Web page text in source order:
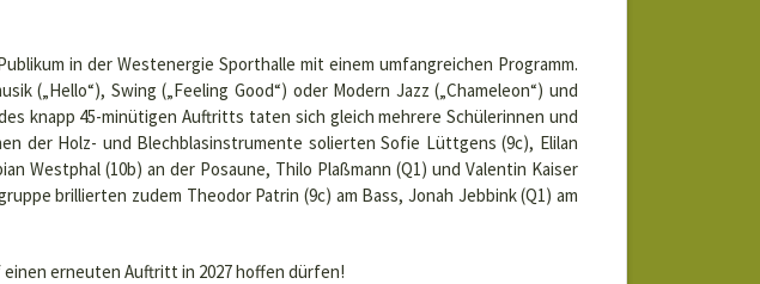
in der Westenergie Sporthalle mit einem umfangreichen Programm.
(„Hello“), Swing („Feeling Good“) oder Modern Jazz („Chameleon“) und
knapp 45-minütigen Auftritts taten sich gleich mehrere Schülerinnen und
der Holz- und Blechblasinstrumente solierten Sofie Lüttgens (9c), Elilan
Westphal (10b) an der Posaune, Thilo Plaßmann (Q1) und Valentin Kaiser
brillierten zudem Theodor Patrin (9c) am Bass, Jonah Jebbink (Q1) am
erneuten Auftritt in 2027 hoffen dürfen!